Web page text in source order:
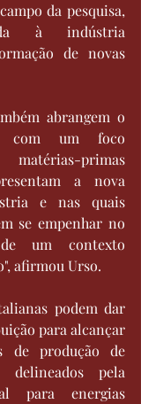
da pesquisa,
à indústria
de novas
abrangem o
com um foco
primas
a nova
se empenhar no
de um contexto
afirmou Urso.
podem dar
para alcançar
de produção de
delineados pela
para energias